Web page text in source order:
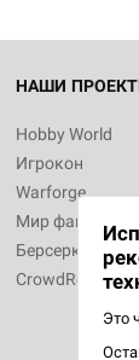
НАШИ
Hobby World
Игрокон
Warforge
Мир фантастики
Берсерк
CrowdRepublic
Это